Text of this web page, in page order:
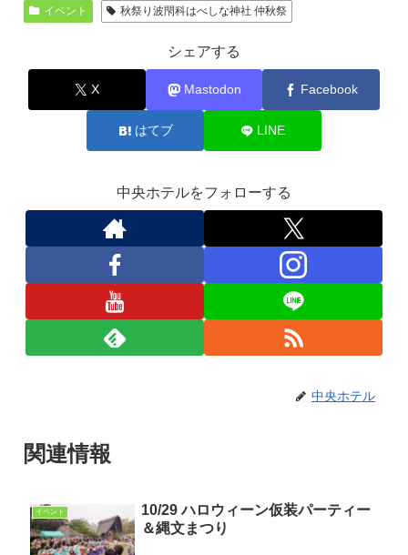
イベント 秋祭り波閇科はべしな神社 仲秋祭
シェアする
X Mastodon Facebook
はてブ LINE
中央ホテルをフォローする
中央ホテル
関連情報
イベント
10/29 ハロウィーン仮装パーティー
＆縄文まつり